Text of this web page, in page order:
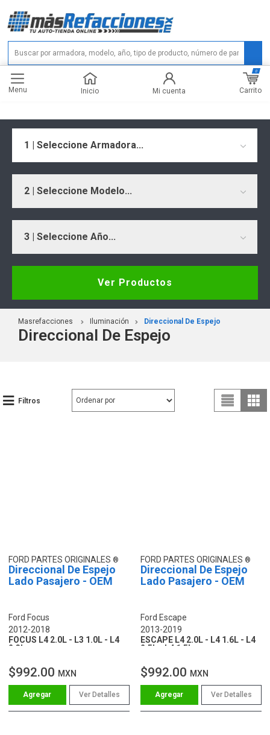
Menu Inicio Mi cuenta Carrito
0
1 | Seleccione Armadora...
2 | Seleccione Modelo...
3 | Seleccione Año...
Ver Productos
Masrefacciones Iluminación Direccional De Espejo
Direccional De Espejo
Filtros
FORD PARTES ORIGINALES
Direccional De Espejo
Lado Pasajero - OEM
Ford Focus
2012-2018
FOCUS L4 2.0L - L3 1.0L - L4
2.3L
$992.00 MXN
Ver Detalles
FORD PARTES ORIGINALES
Direccional De Espejo
Lado Pasajero - OEM
Ford Escape
2013-2019
ESCAPE L4 2.0L - L4 1.6L - L4
2.5L - L4 1.5L
$992.00 MXN
Ver Detalles